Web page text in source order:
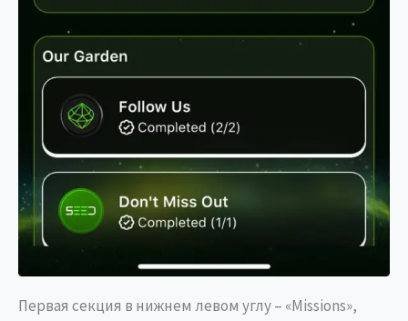
Первая секция в нижнем левом углу – «Missions»,